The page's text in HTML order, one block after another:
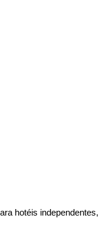
hotéis independentes,